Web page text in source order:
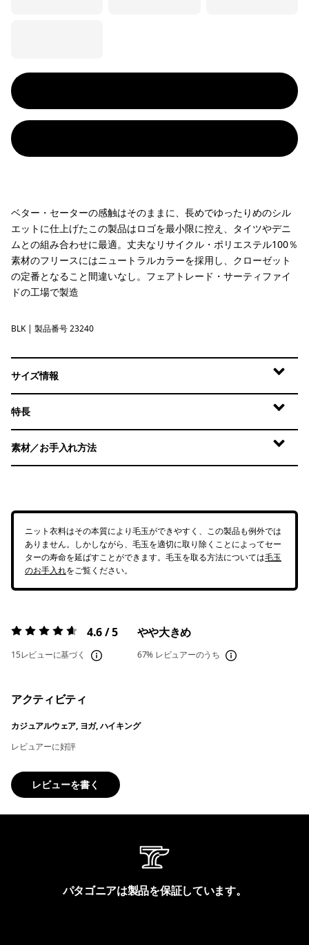
ベター・セーターの感触はそのままに、長めでゆったりめのシル
エットに仕上げたこの製品はロゴを最小限に控え、タイツやデニ
ムとの組み合わせに最適。丈夫なリサイクル・ポリエステル100％
素材のフリースにはニュートラルカラーを採用し、クローゼット
の定番となること間違いなし。フェアトレード・サーティファイ
ドの工場で製造
Black
BLK | 製品番号 23240
サイズ情報
特長
素材／お手入れ方法
ニット衣料はその本質により毛玉ができやすく、この製品も例外では
ありません。しかしながら、毛玉を適切に取り除くことによってセー
ターの寿命を延ばすことができます。毛玉を取る方法については毛玉
のお手入れをご覧ください。
評価:4.6 / 5 4.6 / 5
15レビューに基づく
やや大きめ
67% レビュアーのうち
アクティビティ
カジュアルウェア, ヨガ, ハイキング
レビュアーに好評
レビューを書く
パタゴニアは製品を保証しています。